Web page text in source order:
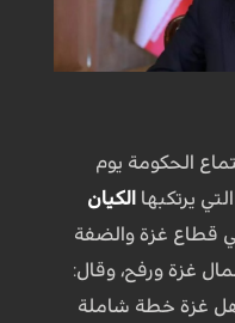
الحكومة يوم
التي يرتكبها الكيان
قطاع غزة والضفة
غزة ورفح، وقال:
غزة خطة شاملة